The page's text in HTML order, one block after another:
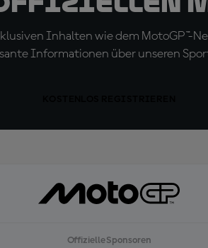
Inhalten wie dem MotoGP™-
Informationen über unseren
Offizielle Sponsoren